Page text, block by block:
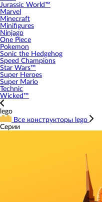
Jurassic World™
Marvel
Minecraft
Minifigures
Ninjago
One Piece
Pokemon
Sonic the Hedgehog
Speed Champions
Star Wars™
Super Heroes
Super Mario
Technic
Wicked™
lego
Все конструкторы lego
Серии